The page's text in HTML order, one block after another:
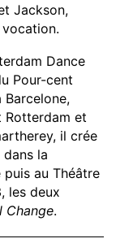
Jackson,
vocation.
Dance
Pour-cent
Barcelone,
Rotterdam et
il crée
la
puis au Théâtre
les deux
Change.